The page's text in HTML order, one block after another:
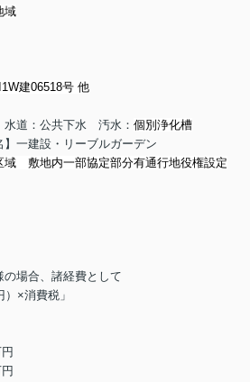
域
建06518号 他
水道：公共下水 汚水： 個別浄化槽
】一建設・リーブルガーデン
域 敷地内一部協定部分有通行地役権設定
の場合、諸経費として
）×消費税」